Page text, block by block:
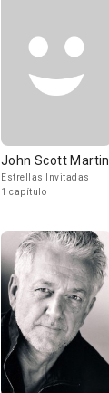
John Scott Martin
Estrellas Invitadas
1 capítulo